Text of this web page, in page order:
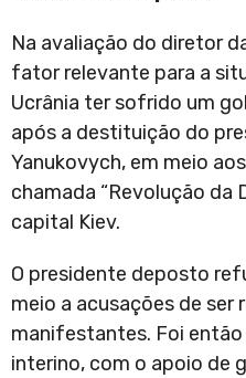
Na avaliação do diretor
fator relevante para a
Ucrânia ter sofrido um
após a destituição do
Yanukovych, em meio
chamada “Revolução da
capital Kiev.
O presidente deposto
meio a acusações de ser
manifestantes. Foi
interino, com o apoio de